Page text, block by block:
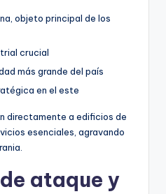
objeto principal de los
crucial
más grande del país
en el este
directamente a edificios de
esenciales, agravando
ataque y